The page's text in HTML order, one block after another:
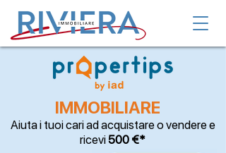
IMMOBILIARE
Aiuta i tuoi cari ad acquistare o vendere e
ricevi500 €*